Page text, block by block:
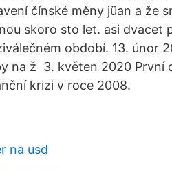
čínské měny jüan a že
skoro sto let. asi dvacet
období. 13. únor
na ž 3. květen 2020 První
krizi v roce 2008.
na usd